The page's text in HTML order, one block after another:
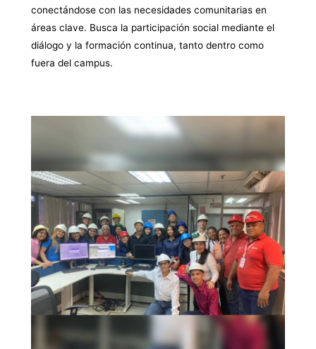
conectándose con las necesidades comunitarias en
áreas clave. Busca la participación social mediante el
diálogo y la formación continua, tanto dentro como
fuera del campus.